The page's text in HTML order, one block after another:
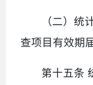
（二）统
查项目有效期
第十五条